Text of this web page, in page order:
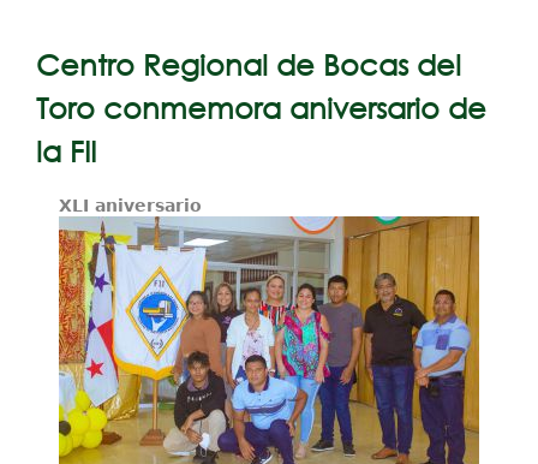
Principal
Admisión
Oferta Académica
Proyectos / Extensión
Servicios
Investigación
está
aquí
Centro Regional de Bocas del
Toro conmemora aniversario de
la FII
XLI aniversario